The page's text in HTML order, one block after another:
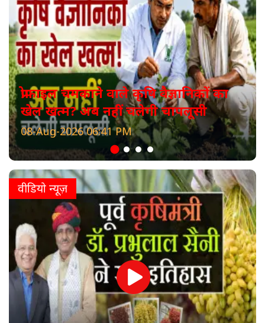
प्रोफाइल चमकाने वाले कृषि वैज्ञानिकों का
खेल खत्म? अब नहीं चलेगी चापलूसी
08-Aug-2026 06:41 PM
वीडियो न्यूज़